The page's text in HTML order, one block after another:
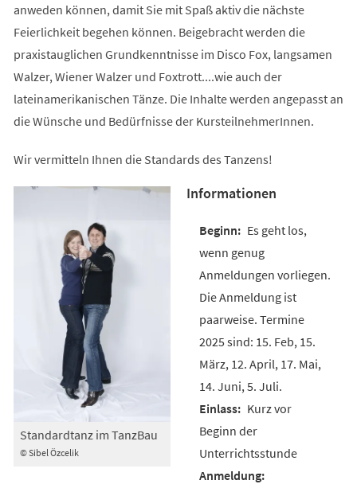
anweden können, damit Sie mit Spaß aktiv die nächste
Feierlichkeit begehen können. Beigebracht werden die
praxistauglichen Grundkenntnisse im Disco Fox, langsamen
Walzer, Wiener Walzer und Foxtrott....wie auch der
lateinamerikanischen Tänze. Die Inhalte werden angepasst an
die Wünsche und Bedürfnisse der KursteilnehmerInnen.
Wir vermitteln Ihnen die Standards des Tanzens!
© Sibel Özcelik
Standardtanz im TanzBau
Informationen
Es geht los,
wenn genug
Anmeldungen vorliegen.
Die Anmeldung ist
paarweise. Termine
2025 sind: 15. Feb, 15.
März, 12. April, 17. Mai,
14. Juni, 5. Juli.
Kurz vor
Beginn der
Unterrichtsstunde